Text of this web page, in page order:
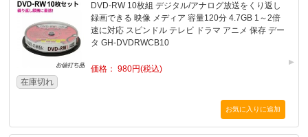
DVD-RW 10枚組 デジタル/アナログ放送をくり返し
録画できる 映像 メディア 容量120分 4.7GB 1～2倍
速に対応 スピンドル テレビ ドラマ アニメ 保存 デー
タ GH-DVDRWCB10
価格： 980円(税込)
在庫切れ